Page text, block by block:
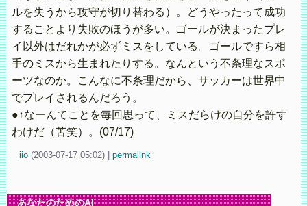
ルを失うから攻守が切り替わる）。どうやったって成功
することより失敗のほうが多い。ゴールが決まったプレ
イ以外はだれかが必ずミスをしている。ゴールですら相
手のミスから生まれたりする。なんという不条理なスポ
ーツなのか。こんなに不条理だから、サッカーは世界中
でプレイされるんだろう。
●↑なーんてことを毎回思って、ミスだらけの自分を許す
わけだ（苦笑）。(07/17)
iio (2003-07-17 05:02) permalink
あなたのためのAI